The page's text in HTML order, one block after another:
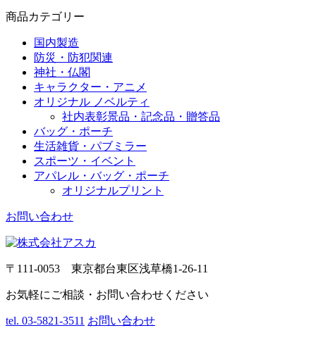
商品カテゴリー
国内製造
防災・防犯関連
神社・仏閣
キャラクター・アニメ
オリジナル ノベルティ
社内表彰景品・記念品・贈答品
バッグ・ポーチ
生活雑貨・パブミラー
スポーツ・イベント
アパレル・バッグ・ポーチ
オリジナルプリント
お問い合わせ
〒111-0053 東京都台東区浅草橋1-26-11
お気軽にご相談・お問い合わせください
tel. 03-5821-3511 お問い合わせ